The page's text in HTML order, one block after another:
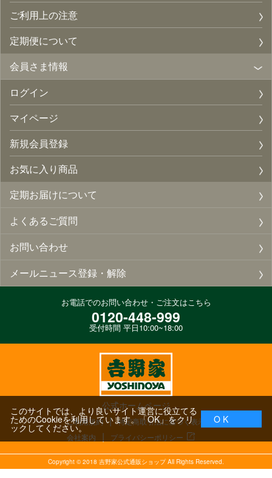
ご利用上の注意
定期便について
会員さま情報
ログイン
マイページ
新規会員登録
お気に入り商品
定期お届けについて
よくあるご質問
お問い合わせ
メールニュース登録・解除
お電話でのお問い合わせ・ご注文はこちら
0120-448-999
受付時間 平日10:00~18:00
公式ホームページ
ご利用規約
特定商取引法に基づく表示
会社案内
プライバシーポリシー
Copyright ©2018 吉野家公式通販ショップ All Rights Reserved.
このサイトでは、より良いサイト運営に役立てる
ためのCookieを利用しています。「OK」をクリ
ックしてください。
O K